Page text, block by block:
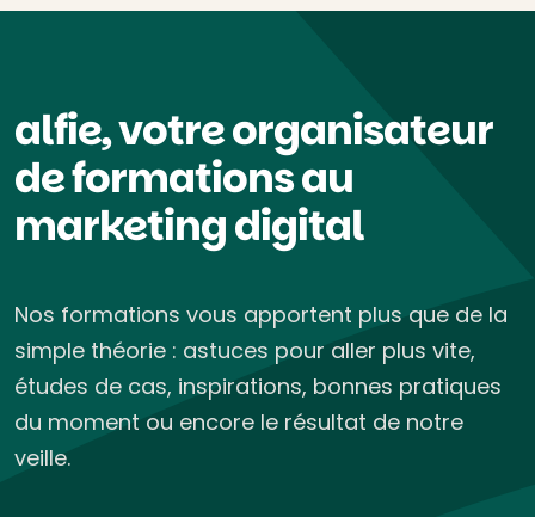
alfie, votre organisateur
de formations au
marketing digital
Nos formations vous apportent plus que de la
simple théorie : astuces pour aller plus vite,
études de cas, inspirations, bonnes pratiques
du moment ou encore le résultat de notre
veille.